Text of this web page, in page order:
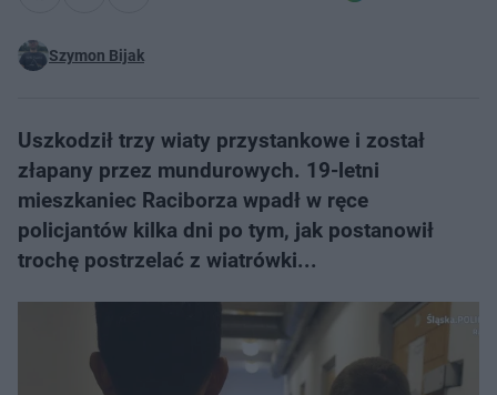
Szymon Bijak
Uszkodził trzy wiaty przystankowe i został
złapany przez mundurowych. 19-letni
mieszkaniec Raciborza wpadł w ręce
policjantów kilka dni po tym, jak postanowił
trochę postrzelać z wiatrówki...